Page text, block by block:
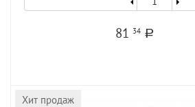
81 34 a
Хит продаж